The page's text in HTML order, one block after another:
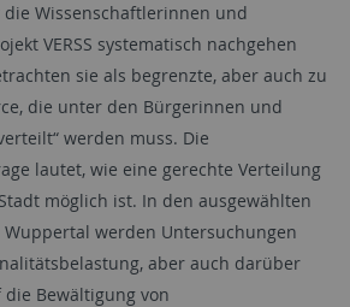
Wissenschaftlerinnen und
VERSS systematisch nachgehen
sie als begrenzte, aber auch zu
die unter den Bürgerinnen und
werden muss. Die
lautet, wie eine gerechte Verteilung
möglich ist. In den ausgewählten
werden Untersuchungen
aber auch darüber
Bewältigung von